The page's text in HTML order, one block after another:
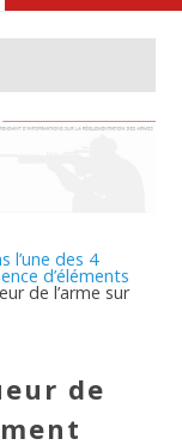
l’une des 4
d’éléments
de l’arme sur
de